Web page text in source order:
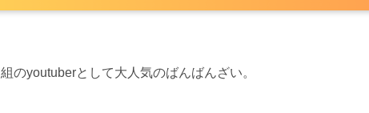
のyoutuberとして大人気のばんばんざい。